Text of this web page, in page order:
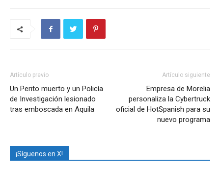
Artículo previo
Un Perito muerto y un Policía
de Investigación lesionado
tras emboscada en Aquila
Artículo siguiente
Empresa de Morelia
personaliza la Cybertruck
oficial de HotSpanish para su
nuevo programa
¡Síguenos en X!